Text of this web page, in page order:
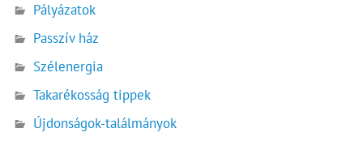
Pályázatok
Passzív ház
Szélenergia
Takarékosság tippek
Újdonságok-találmányok